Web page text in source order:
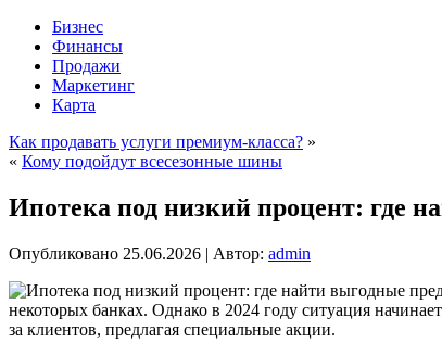
Бизнес
Финансы
Продажи
Маркетинг
Карта
Как продавать услуги премиум-класса? »
« Кому подойдут всесезонные шины
Ипотека под низкий процент: где
Опубликовано 25.06.2026 | Автор: admin
некоторых банках. Однако в 2024 году ситуация
за клиентов, предлагая специальные акции.